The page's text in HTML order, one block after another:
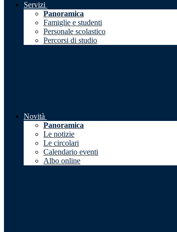
Servizi
Panoramica
Famiglie e studenti
Personale scolastico
Percorsi di studio
Novità
Panoramica
Le notizie
Le circolari
Calendario eventi
Albo online